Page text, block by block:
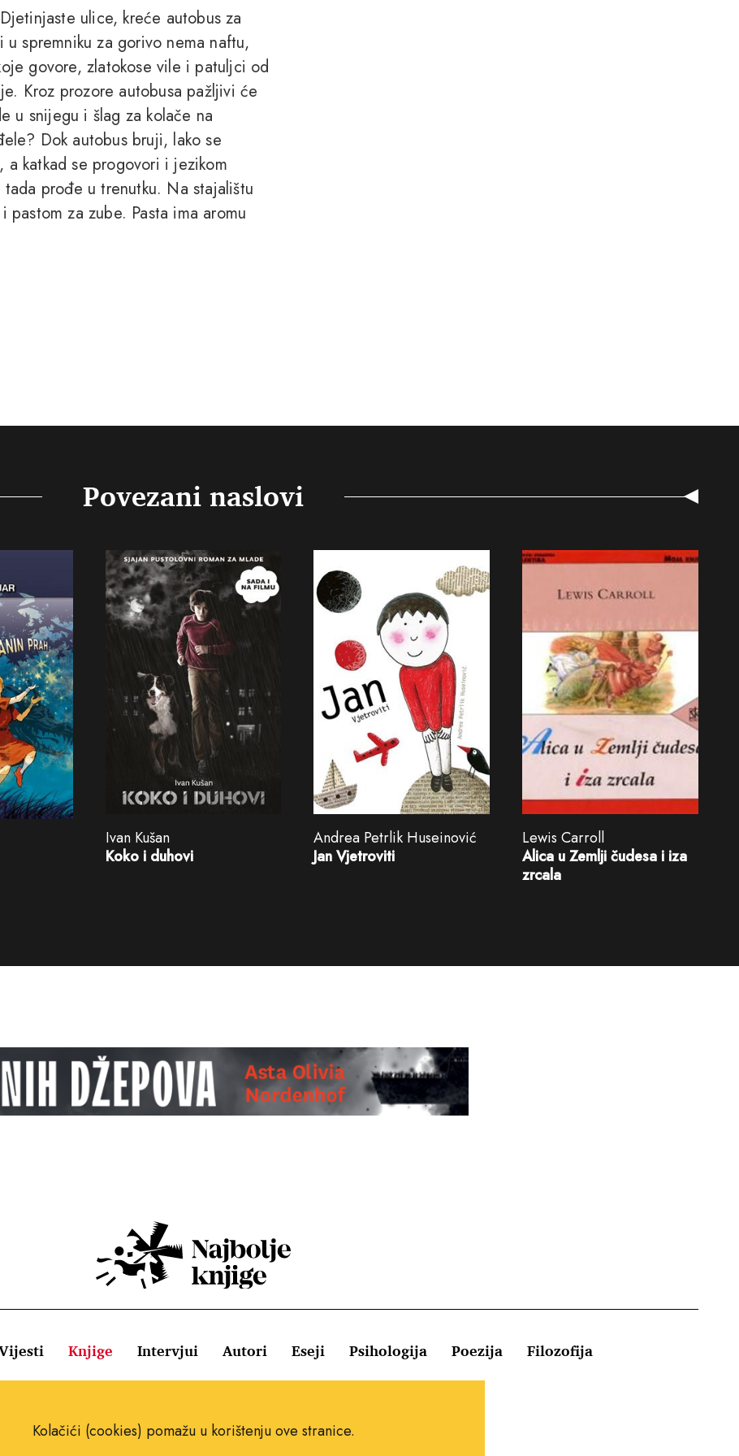
ulice, kreće autobus za
spremniku za gorivo nema naftu,
govore, zlatokose vile i patuljci od
Kroz prozore autobusa pažljivi će
u snijegu i šlag za kolače na
Dok autobus bruji, lako se
katkad se progovori i jezikom
prođe u trenutku. Na stajalištu
za zube. Pasta ima aromu
Povezani naslovi
Ivan Kušan
Koko i duhovi
Andrea Petrlik Huseinović
Jan Vjetroviti
Lewis Carroll
Alica u Zemlji čudesa i iza
zrcala
Knjige Intervjui Autori Eseji Psihologija Poezija Filozofija
Kolačići (cookies) pomažu u korištenju ove stranice.